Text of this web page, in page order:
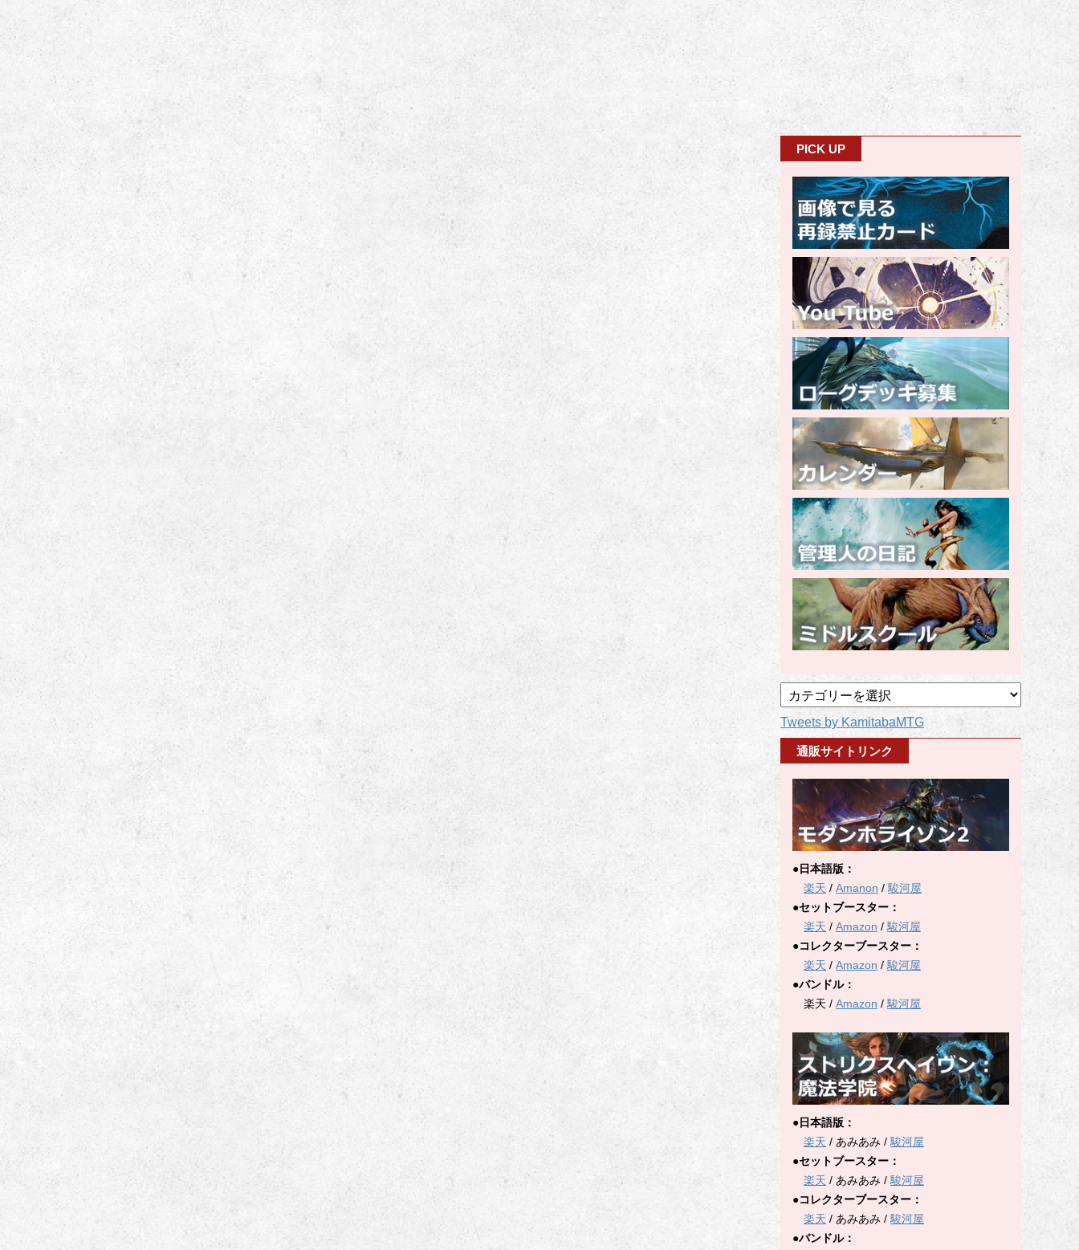
PICK UP
事
カ
テ
Tweets by KamitabaMTG
通販サイトリンク
●日本語版：
楽天 / Amanon / 駿河屋
●セットブースター：
楽天 / Amazon / 駿河屋
●コレクターブースター：
楽天 / Amazon / 駿河屋
●バンドル：
楽天 / Amazon / 駿河屋
●日本語版：
楽天 / あみあみ / 駿河屋
●セットブースター：
楽天 / あみあみ / 駿河屋
●コレクターブースター：
楽天 / あみあみ / 駿河屋
●バンドル：